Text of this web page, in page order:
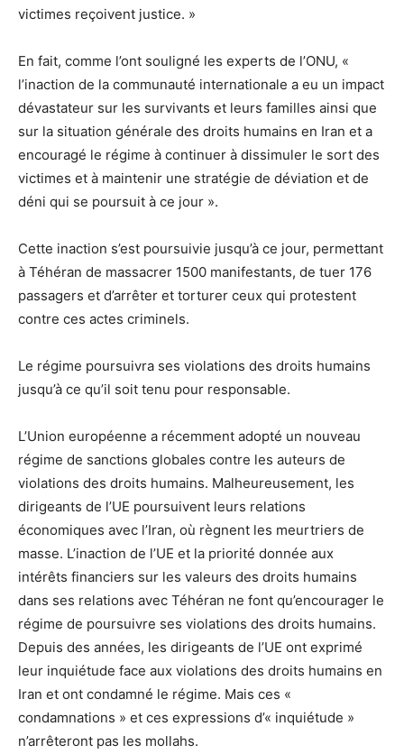
victimes reçoivent justice. »
En fait, comme l’ont souligné les experts de l’ONU, «
l’inaction de la communauté internationale a eu un impact
dévastateur sur les survivants et leurs familles ainsi que
sur la situation générale des droits humains en Iran et a
encouragé le régime à continuer à dissimuler le sort des
victimes et à maintenir une stratégie de déviation et de
déni qui se poursuit à ce jour ».
Cette inaction s’est poursuivie jusqu’à ce jour, permettant
à Téhéran de massacrer 1500 manifestants, de tuer 176
passagers et d’arrêter et torturer ceux qui protestent
contre ces actes criminels.
Le régime poursuivra ses violations des droits humains
jusqu’à ce qu’il soit tenu pour responsable.
L’Union européenne a récemment adopté un nouveau
régime de sanctions globales contre les auteurs de
violations des droits humains. Malheureusement, les
dirigeants de l’UE poursuivent leurs relations
économiques avec l’Iran, où règnent les meurtriers de
masse. L’inaction de l’UE et la priorité donnée aux
intérêts financiers sur les valeurs des droits humains
dans ses relations avec Téhéran ne font qu’encourager le
régime de poursuivre ses violations des droits humains.
Depuis des années, les dirigeants de l’UE ont exprimé
leur inquiétude face aux violations des droits humains en
Iran et ont condamné le régime. Mais ces «
condamnations » et ces expressions d’« inquiétude »
n’arrêteront pas les mollahs.